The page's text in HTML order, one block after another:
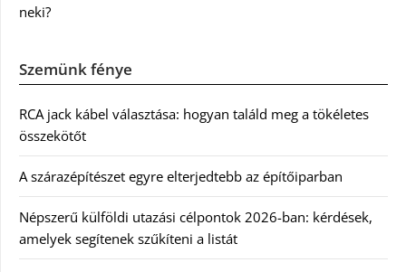
neki?
Szemünk fénye
RCA jack kábel választása: hogyan találd meg a tökéletes
összekötőt
A szárazépítészet egyre elterjedtebb az építőiparban
Népszerű külföldi utazási célpontok 2026-ban: kérdések,
amelyek segítenek szűkíteni a listát